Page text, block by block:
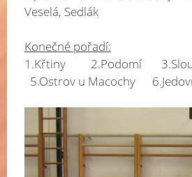
Veselá, Sedlák
Konečné pořadí:
1.Křtiny 2.Podomí
5.Ostrov u Macochy